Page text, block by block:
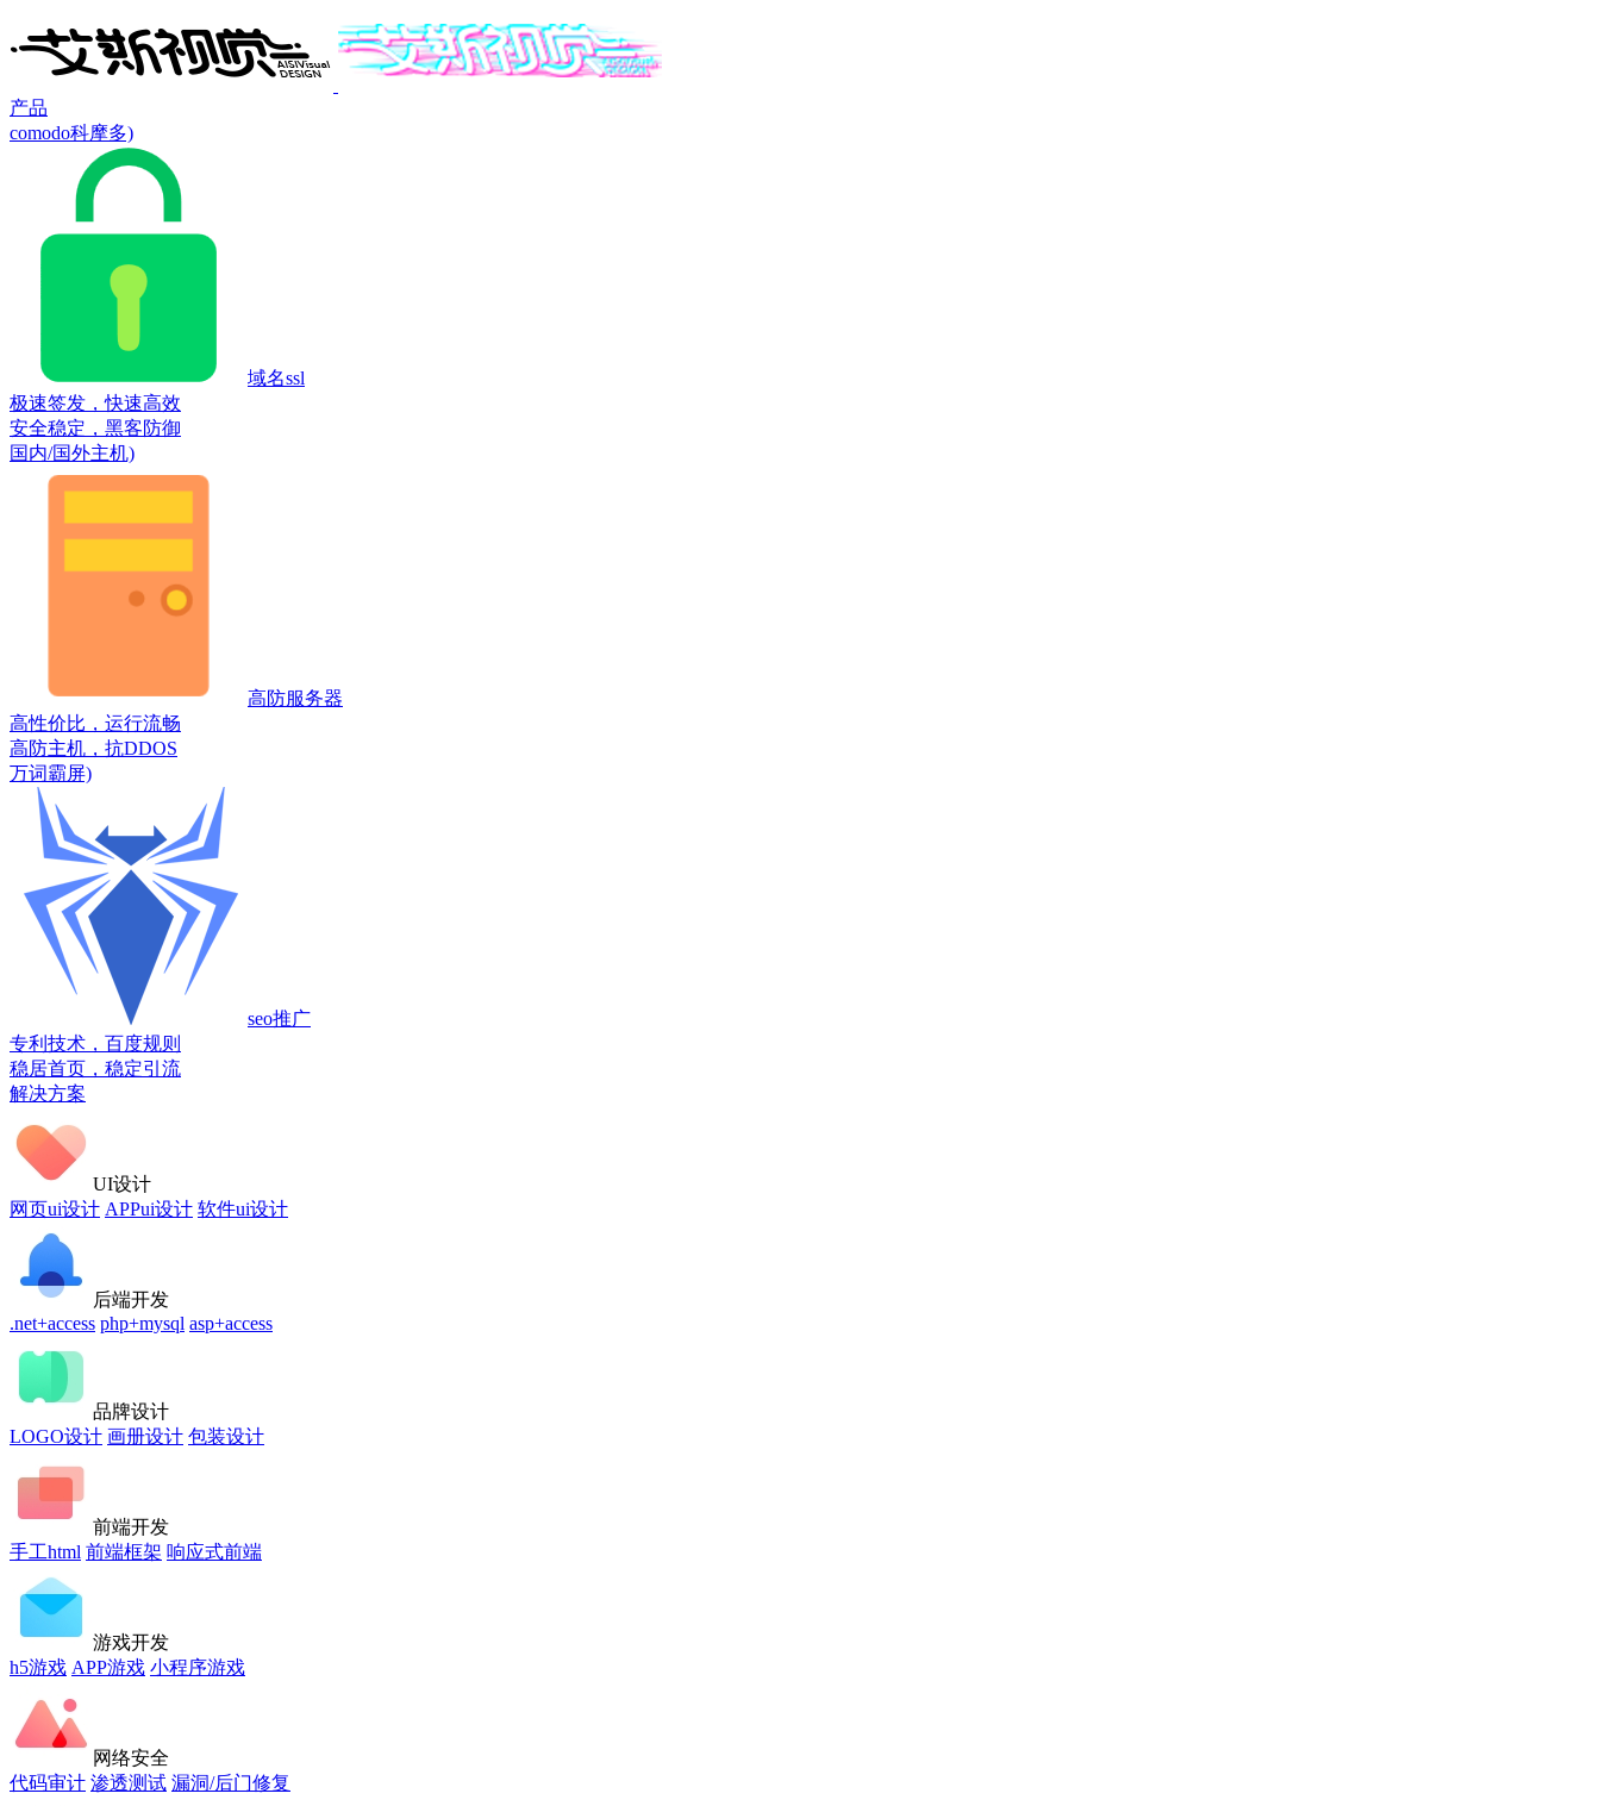
产品
comodo科摩多)
域名ssl
极速签发，快速高效
安全稳定，黑客防御
国内/国外主机)
高防服务器
高性价比，运行流畅
高防主机，抗DDOS
万词霸屏)
seo推广
专利技术，百度规则
稳居首页，稳定引流
解决方案
UI设计
网页ui设计 APPui设计 软件ui设计
后端开发
.net+access php+mysql asp+access
品牌设计
LOGO设计 画册设计 包装设计
前端开发
手工html 前端框架 响应式前端
游戏开发
h5游戏 APP游戏 小程序游戏
网络安全
代码审计 渗透测试 漏洞/后门修复